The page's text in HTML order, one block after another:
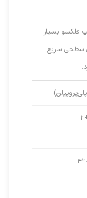
فلکسو بسیار
سطحی سریع